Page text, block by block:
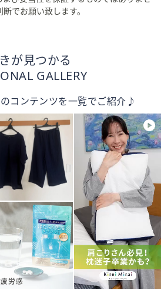
でお願い致します。
が見つかる
GALLERY
コンテンツを一覧でご紹介♪